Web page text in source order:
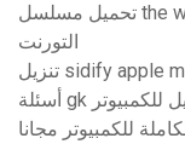
تحميل مسلسل the walking dead الموسم السادس جميع حلقات
التورنت
للكمبيوتر مجانا